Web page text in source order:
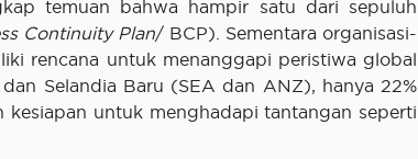
temuan bahwa hampir satu dari sepuluh
Continuity Plan/ BCP). Sementara organisasi-
rencana untuk menanggapi peristiwa global
Selandia Baru (SEA dan ANZ), hanya 22%
untuk menghadapi tantangan seperti